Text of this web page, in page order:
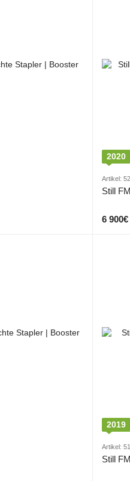
2020
Artikel:
Still
6
2019
Artikel:
Still